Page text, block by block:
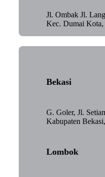
Jl. Ombak Jl.
Kec. Dumai
Bekasi
G. Goler, Jl.
Kabupaten
Lombok